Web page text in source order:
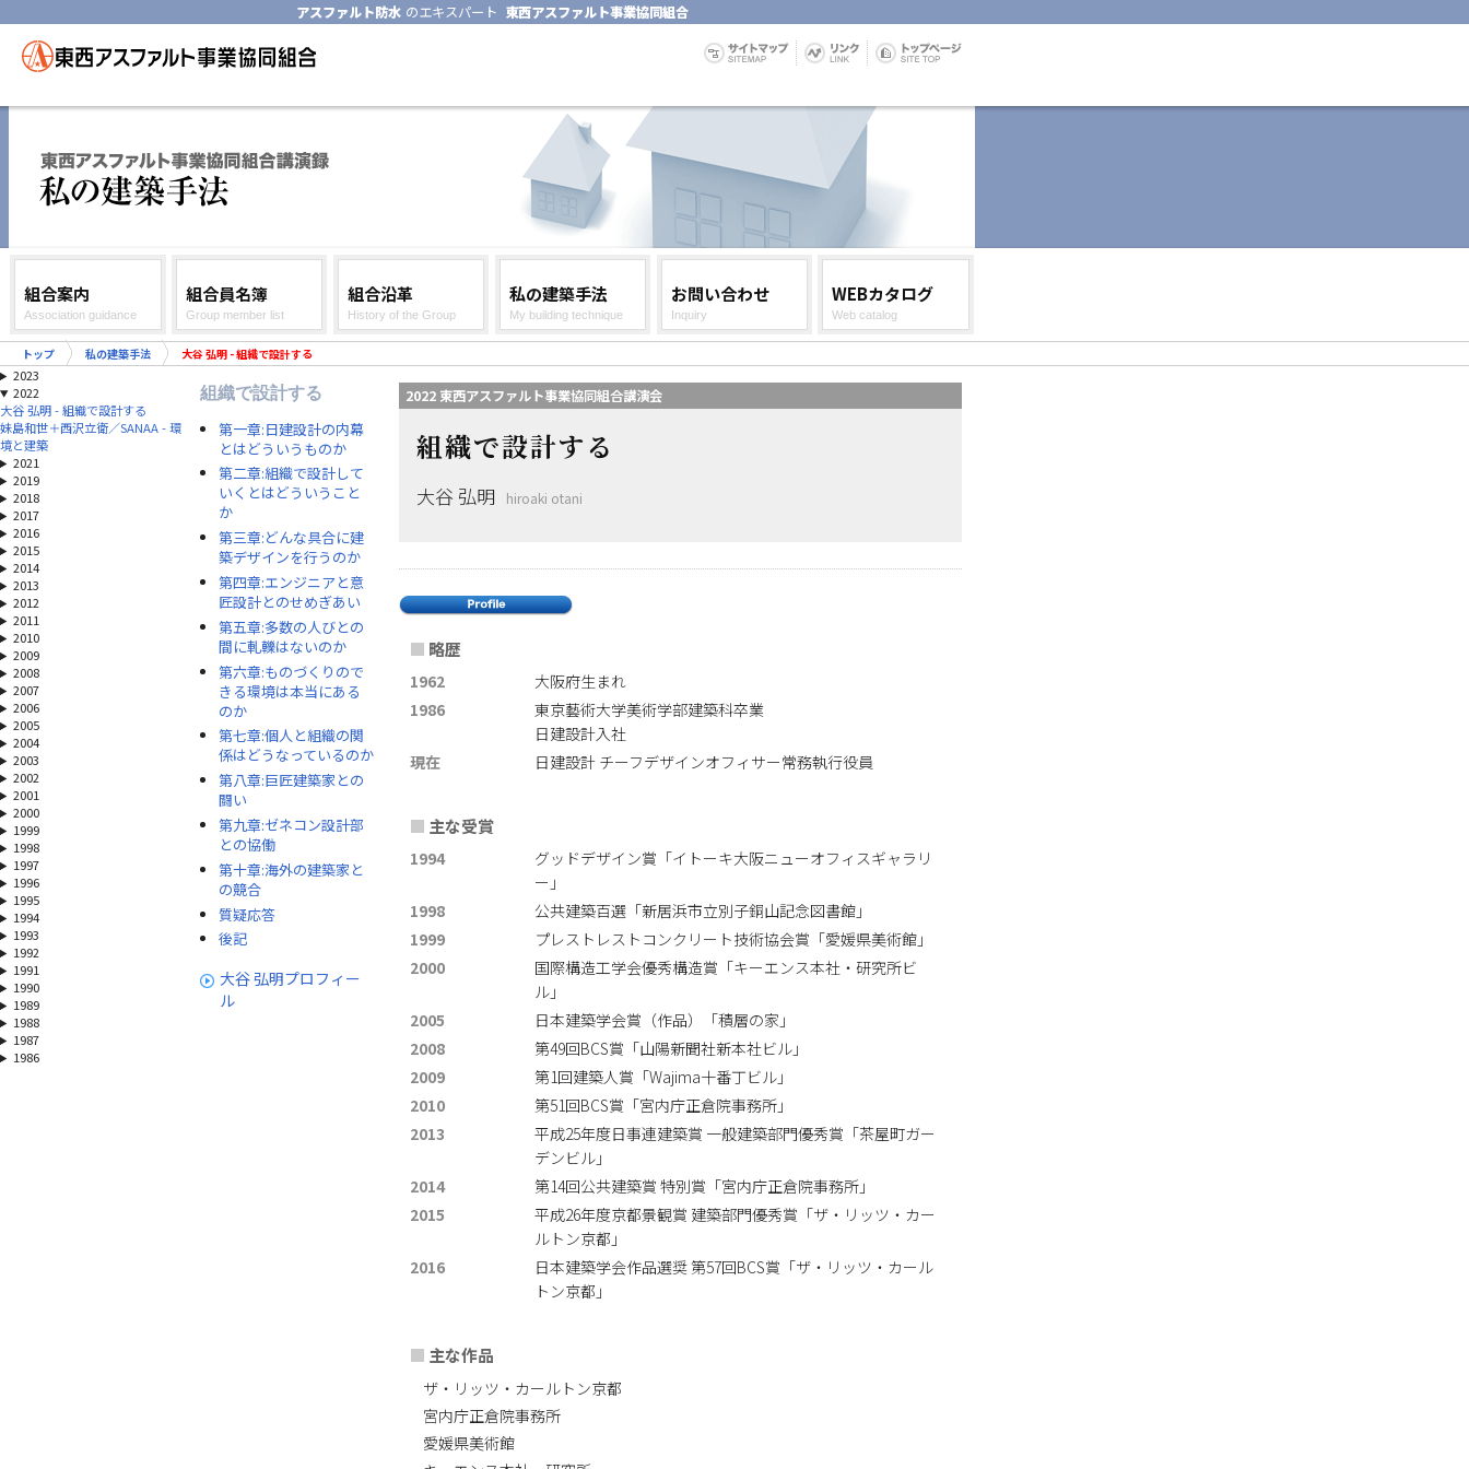
アスファルト防水 のエキスパート 東西アスファルト事業協同組合
組合案内
Association guidance
組合員名簿
Group member list
組合沿革
History of the Group
私の建築手法
My building technique
お問い合わせ
Inquiry
WEBカタログ
Web catalog
トップ 私の建築手法 大谷 弘明 - 組織で設計する
2023
2022
大谷 弘明 - 組織で設計する
妹島和世＋西沢立衛／SANAA - 環
境と建築
2021
2019
2018
2017
2016
2015
2014
2013
2012
2011
2010
2009
2008
2007
2006
2005
2004
2003
2002
2001
2000
1999
1998
1997
1996
1995
1994
1993
1992
1991
1990
1989
1988
1987
1986
組織で設計する
第一章:日建設計の内幕
とはどういうものか
第二章:組織で設計して
いくとはどういうこと
か
第三章:どんな具合に建
築デザインを行うのか
第四章:エンジニアと意
匠設計とのせめぎあい
第五章:多数の人びとの
間に軋轢はないのか
第六章:ものづくりので
きる環境は本当にある
のか
第七章:個人と組織の関
係はどうなっているのか
第八章:巨匠建築家との
闘い
第九章:ゼネコン設計部
との協働
第十章:海外の建築家と
の競合
質疑応答
後記
大谷 弘明プロフィー
ル
2022 東西アスファルト事業協同組合講演会
組織で設計する
大谷 弘明 hiroaki otani
■ 略歴
1962
大阪府生まれ
1986
東京藝術大学美術学部建築科卒業
日建設計入社
現在
日建設計 チーフデザインオフィサー常務執行役員
■ 主な受賞
1994
グッドデザイン賞「イトーキ大阪ニューオフィスギャラリ
ー」
1998
公共建築百選「新居浜市立別子銅山記念図書館」
1999
プレストレストコンクリート技術協会賞「愛媛県美術館」
2000
国際構造工学会優秀構造賞「キーエンス本社・研究所ビ
ル」
2005
日本建築学会賞（作品）「積層の家」
2008
第49回BCS賞「山陽新聞社新本社ビル」
2009
第1回建築人賞「Wajima十番丁ビル」
2010
第51回BCS賞「宮内庁正倉院事務所」
2013
平成25年度日事連建築賞 一般建築部門優秀賞「茶屋町ガー
デンビル」
2014
第14回公共建築賞 特別賞「宮内庁正倉院事務所」
2015
平成26年度京都景観賞 建築部門優秀賞「ザ・リッツ・カー
ルトン京都」
2016
日本建築学会作品選奨 第57回BCS賞「ザ・リッツ・カール
トン京都」
■ 主な作品
ザ・リッツ・カールトン京都
宮内庁正倉院事務所
愛媛県美術館